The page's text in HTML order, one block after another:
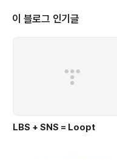
이 블로그 인기글
LBS + SNS = Loopt